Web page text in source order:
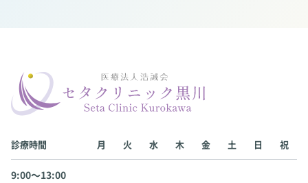
診療時間 月 火 水 木 金 土 日 祝
9:00〜13:00